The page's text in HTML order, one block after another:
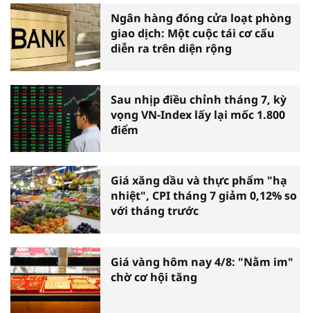
Ngân hàng đóng cửa loạt phòng
giao dịch: Một cuộc tái cơ cấu
diễn ra trên diện rộng
Sau nhịp điều chỉnh tháng 7, kỳ
vọng VN-Index lấy lại mốc 1.800
điểm
Giá xăng dầu và thực phẩm "hạ
nhiệt", CPI tháng 7 giảm 0,12% so
với tháng trước
Giá vàng hôm nay 4/8: "Nằm im"
chờ cơ hội tăng